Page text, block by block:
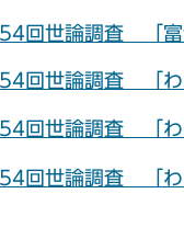
回世論調査 「富
回世論調査 「わ
回世論調査 「わ
回世論調査 「わ